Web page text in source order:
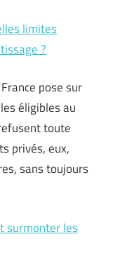
limites
?
pose sur
éligibles au
toute
privés, eux,
sans toujours
surmonter les